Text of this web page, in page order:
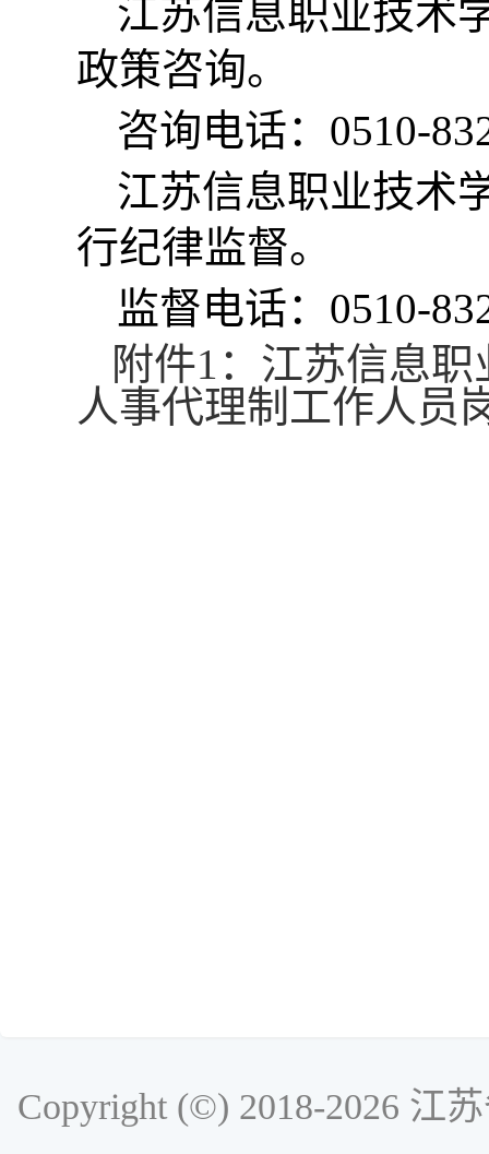
江苏信息职业技术
政策咨询。
咨询电话：0510-
江苏信息职业技术
行纪律监督。
监督电话：0510-
附件1：江苏信息
人事代理制工作人员
Copyright (©) 2018-2026 江